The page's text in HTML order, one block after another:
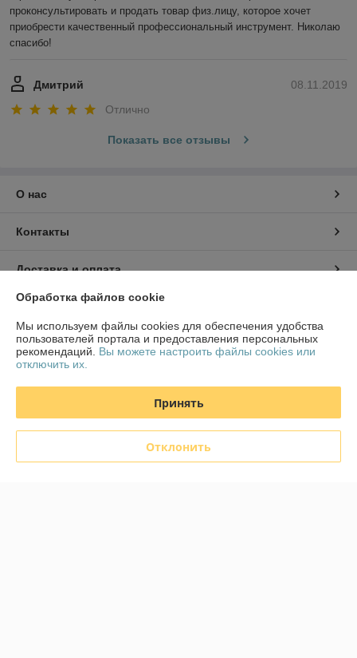
проконсультировать и продать товар физ.лицу, которое хочет
приобрести качественный профессиональный инструмент. Николаю
спасибо!
08.11.2019
Дмитрий
Отлично
Показать все отзывы
О нас
Контакты
Доставка и оплата
График работы
Полная версия сайта
Сайт создан на платформе Deal.by
Обработка файлов cookie
Мы используем файлы cookies для обеспечения удобства
пользователей портала и предоставления персональных
рекомендаций. Вы можете настроить файлы cookies или
отключить их.
Принять
Отклонить